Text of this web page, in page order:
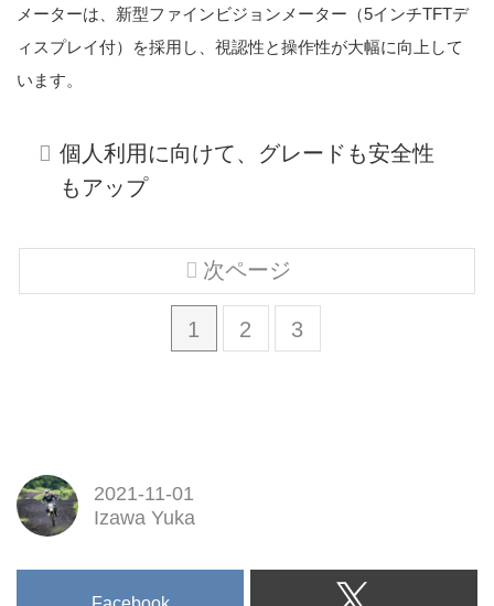
メーターは、新型ファインビジョンメーター（5インチTFTデ
ィスプレイ付）を採用し、視認性と操作性が大幅に向上して
います。
個人利用に向けて、グレードも安全性
もアップ
1 2 3
次ページ
2021-11-01
Izawa Yuka